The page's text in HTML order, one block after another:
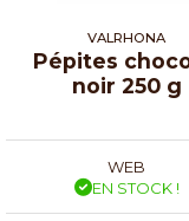
VALRHONA
Pépites
noir 250 g
WEB
EN STOCK !